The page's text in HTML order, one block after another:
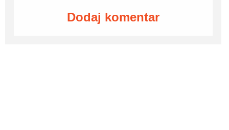
Dodaj komentar